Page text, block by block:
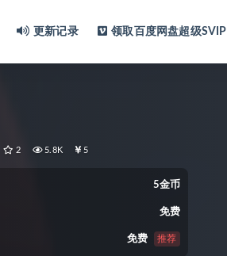
更新记录 领取百度网盘超级SVIP
2 5.8K 5
5金币
免费
免费 推荐